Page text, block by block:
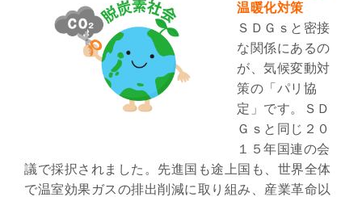
温暖化対策
ＳＤＧｓと密接
な関係にあるの
が、気候変動対
策の「パリ協
定」です。ＳＤ
Ｇｓと同じ２０
１５年国連の会
議で採択されました。先進国も途上国も、世界全体
で温室効果ガスの排出削減に取り組み、産業革命以